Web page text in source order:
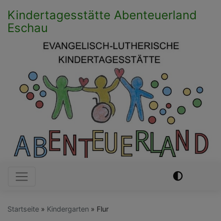
zum
Inhalt
Kindertagesstätte Abenteuerland
Eschau
Hauptnavigation
Startseite Kindergarten Flur